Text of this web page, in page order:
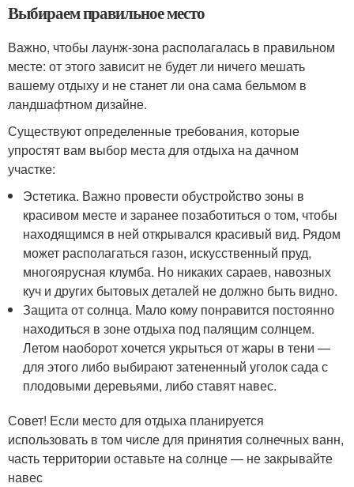
Выбираем правильное место
Важно, чтобы лаунж-зона располагалась в правильном
месте: от этого зависит не будет ли ничего мешать
вашему отдыху и не станет ли она сама бельмом в
ландшафтном дизайне.
Существуют определенные требования, которые
упростят вам выбор места для отдыха на дачном
участке:
Эстетика. Важно провести обустройство зоны в
красивом месте и заранее позаботиться о том, чтобы
находящимся в ней открывался красивый вид. Рядом
может располагаться газон, искусственный пруд,
многоярусная клумба. Но никаких сараев, навозных
куч и других бытовых деталей не должно быть видно.
Защита от солнца. Мало кому понравится постоянно
находиться в зоне отдыха под палящим солнцем.
Летом наоборот хочется укрыться от жары в тени —
для этого либо выбирают затененный уголок сада с
плодовыми деревьями, либо ставят навес.
Совет! Если место для отдыха планируется
использовать в том числе для принятия солнечных ванн,
часть территории оставьте на солнце — не закрывайте
навес